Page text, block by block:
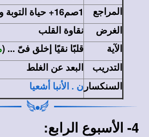
المراجع
1صم16+ حياة التوبة والنقاوة للبابا
الغرض
نقاوة القلب
الآية
قلبًا نقيًا إخلق فىّ ... (
التدريب
البعد عن الغلط
السنكسار ن . الأنبا أشعيا
4- الأسبوع الرابع: